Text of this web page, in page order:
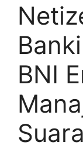
BNI
Suara